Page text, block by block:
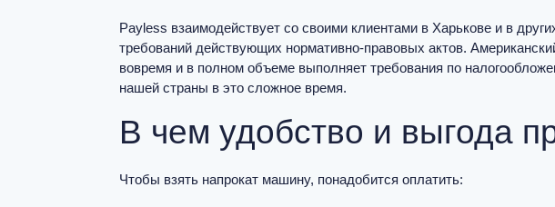
Payless взаимодействует со своими клиентами в Харькове и в
требований действующих нормативно-правовых актов.
вовремя и в полном объеме выполняет требования по
нашей страны в это сложное время.
В чем удобство и выгода
Чтобы взять напрокат машину, понадобится оплатить: